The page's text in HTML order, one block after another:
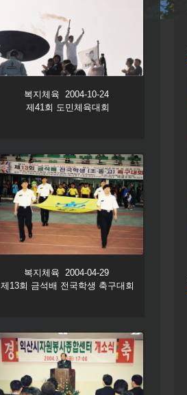
복지체육 2004-10-24
제41회 도민체육대회
복지체육 2004-04-29
제13회 금석배 전국학생 축구대회